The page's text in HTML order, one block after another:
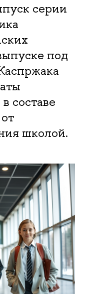
серии
под
составе
школой.